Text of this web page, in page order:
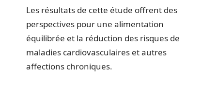
Les résultats de cette étude offrent des
perspectives pour une alimentation
équilibrée et la réduction des risques de
maladies cardiovasculaires et autres
affections chroniques.